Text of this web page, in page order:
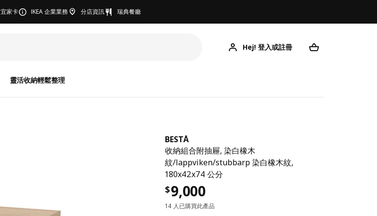
宜家卡 IKEA 企業業務 分店資訊 瑞典餐廳
Hej! 登入或註冊
靈活收納輕鬆整理
BESTÅ
收納組合附抽屜, 染白橡木
紋/lappviken/stubbarp 染白橡木紋,
180x42x74 公分
$9,000
14 人已購買此產品